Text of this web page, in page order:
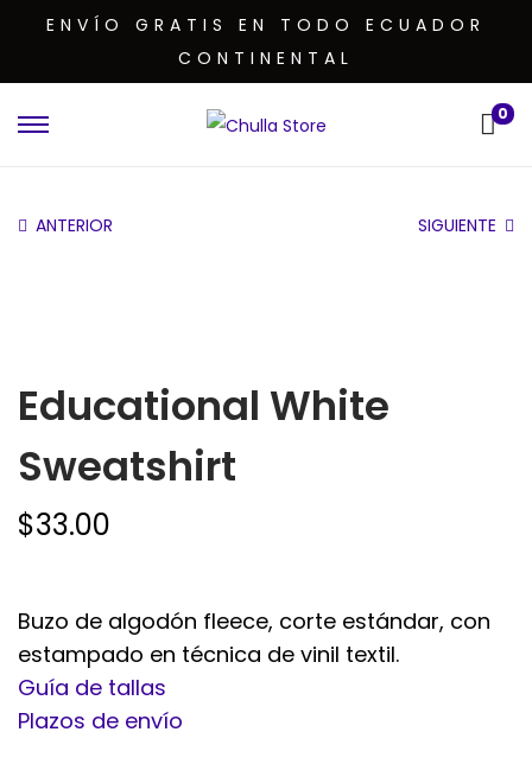
ENVÍO GRATIS EN TODO ECUADOR
CONTINENTAL
0
ANTERIOR SIGUIENTE
Educational White
Sweatshirt
$33.00
Buzo de algodón fleece, corte estándar, con
estampado en técnica de vinil textil.
Guía de tallas
Plazos de envío